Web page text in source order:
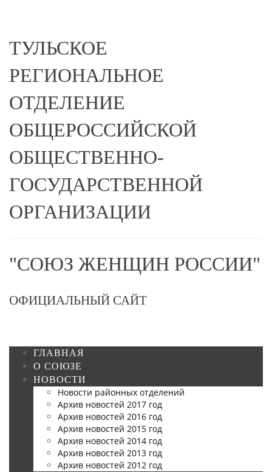
ТУЛЬСКОЕ
РЕГИОНАЛЬНОЕ
ОТДЕЛЕНИЕ
ОБЩЕРОССИЙСКОЙ
ОБЩЕСТВЕННО-
ГОСУДАРСТВЕННОЙ
ОРГАНИЗАЦИИ
"СОЮЗ ЖЕНЩИН РОССИИ"
ОФИЦИАЛЬНЫЙ САЙТ
ГЛАВНАЯ
О СОЮЗЕ
НОВОСТИ
Новости районных отделений
Архив новостей 2017 год
Архив новостей 2016 год
Архив новостей 2015 год
Архив новостей 2014 год
Архив новостей 2013 год
Архив новостей 2012 год